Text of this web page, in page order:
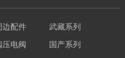
边配件 武藏系列
电阀 国产系列